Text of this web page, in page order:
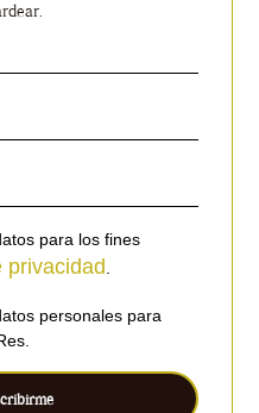
para los fines
privacidad
personales para